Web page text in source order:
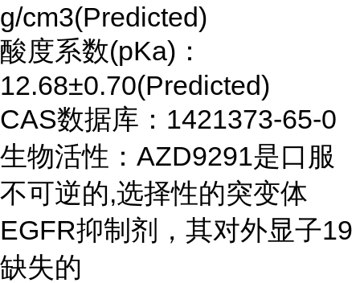
g/cm3(Predicted)
酸度系数(pKa)：
12.68±0.70(Predicted)
CAS数据库：1421373-65-0
生物活性：AZD9291是口服
不可逆的,选择性的突变体
EGFR抑制剂，其对外显子19
缺失的